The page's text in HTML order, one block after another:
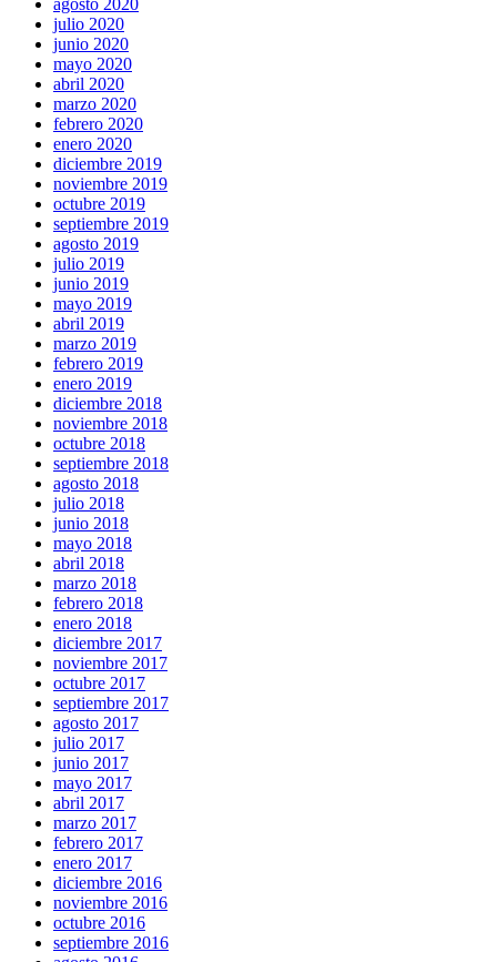
agosto 2020
julio 2020
junio 2020
mayo 2020
abril 2020
marzo 2020
febrero 2020
enero 2020
diciembre 2019
noviembre 2019
octubre 2019
septiembre 2019
agosto 2019
julio 2019
junio 2019
mayo 2019
abril 2019
marzo 2019
febrero 2019
enero 2019
diciembre 2018
noviembre 2018
octubre 2018
septiembre 2018
agosto 2018
julio 2018
junio 2018
mayo 2018
abril 2018
marzo 2018
febrero 2018
enero 2018
diciembre 2017
noviembre 2017
octubre 2017
septiembre 2017
agosto 2017
julio 2017
junio 2017
mayo 2017
abril 2017
marzo 2017
febrero 2017
enero 2017
diciembre 2016
noviembre 2016
octubre 2016
septiembre 2016